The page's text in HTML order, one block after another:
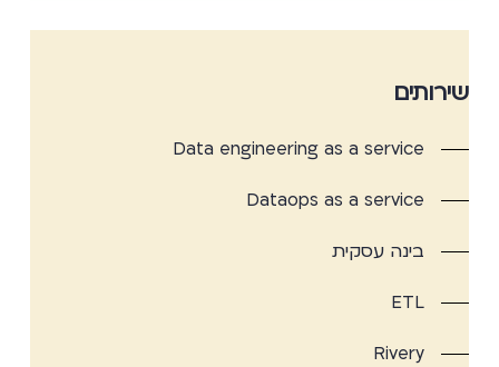
שירותים
Data engineering as a service
Dataops as a service
בינה עסקית
ETL
Rivery